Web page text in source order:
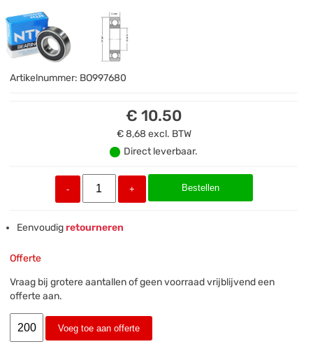
Artikelnummer: BO997680
€ 10.50
€ 8,68 excl. BTW
Direct leverbaar.
- + Bestellen
Eenvoudigretourneren
Offerte
Vraag bij grotere aantallen of geen voorraad vrijblijvend een
offerte aan.
Voeg toe aan offerte